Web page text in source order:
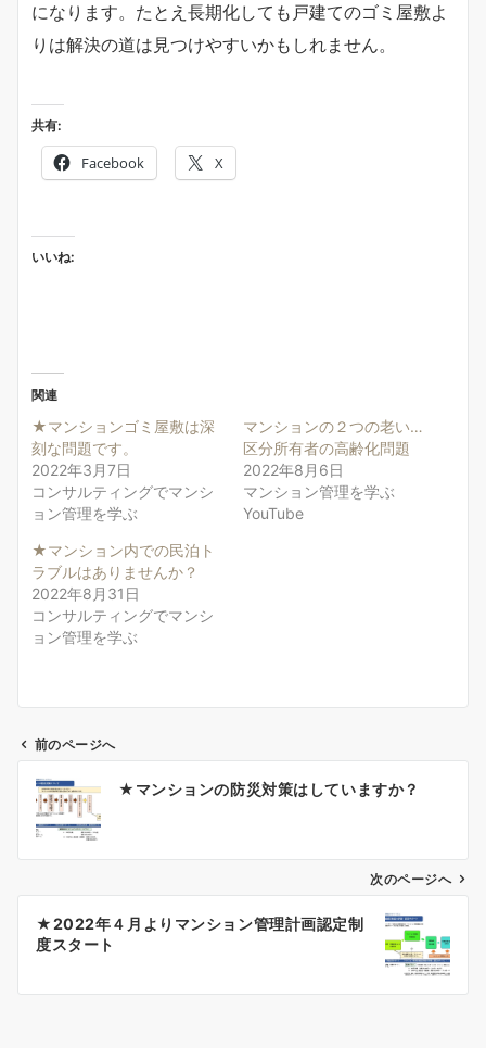
になります。たとえ長期化しても戸建てのゴミ屋敷よ
りは解決の道は見つけやすいかもしれません。
共有:
Facebook X
いいね:
関連
★マンションゴミ屋敷は深
刻な問題です。
2022年3月7日
コンサルティングでマンシ
ョン管理を学ぶ
マンションの２つの老い…
区分所有者の高齢化問題
2022年8月6日
マンション管理を学ぶ
YouTube
★マンション内での民泊ト
ラブルはありませんか？
2022年8月31日
コンサルティングでマンシ
ョン管理を学ぶ
ン
前のページへ
★マンションの防災対策はしていますか？
次のページへ
★2022年４月よりマンション管理計画認定制
度スタート